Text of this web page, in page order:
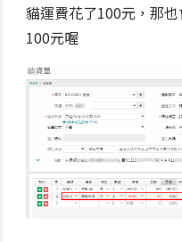
貓運費花了100元，那
100元喔